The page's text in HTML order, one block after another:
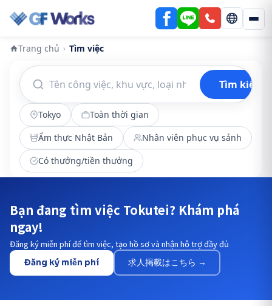
Trang chủ › Tìm việc
Tìm kiếm
Tokyo
Toàn thời gian
Ẩm thực Nhật Bản
Nhân viên phục vụ sảnh
Có thưởng/tiền thưởng
Bạn đang tìm việc Tokutei? Khám phá
ngay!
Đăng ký miễn phí để tìm việc, tạo hồ sơ và nhận hỗ trợ đầy đủ
Đăng ký miễn phí 求人掲載はこちら →